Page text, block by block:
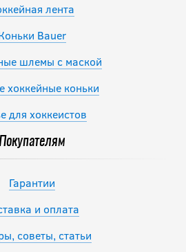
лента
Bauer
шлемы с маской
хоккейные коньки
для хоккеистов
Покупателям
Гарантии
и оплата
советы, статьи